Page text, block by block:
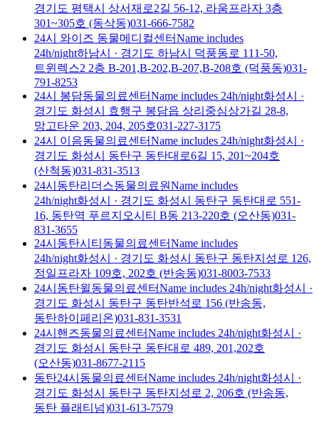
경기도 평택시 상서재로2길 56-12, 라움프라자 3층
301~305호 (동삭동)031-666-7582
24시 와이즈 동물메디컬센터Name includes
24h/night하남시 · 경기도 하남시 덕풍동로 111-50,
트윈렉스2 2층 B-201,B-202,B-207,B-208호 (덕풍동)031-
791-8253
24시 봉담동물의료센터Name includes 24h/night화성시
·
경기도 화성시 효행구 봉담읍 상리중심상가길 28-8,
망고타운 203, 204, 205호031-227-3175
24시 이음동물의료센터Name includes 24h/night화성시
·
경기도 화성시 동탄구 동탄대로6길 15, 201~204호
(산척동)031-831-3513
24시동탄리더스동물의료원Name includes
24h/night화성시 · 경기도 화성시 동탄구 동탄대로 551-
16, 동탄역 푸르지오시티 B동 213-220호 (오산동)031-
831-3655
24시동탄시티동물의료센터Name includes
24h/night화성시 · 경기도 화성시 동탄구 동탄지성로 126,
정일프라자 109호, 202호 (반송동)031-8003-7533
24시동탄윌동물의료센터Name includes 24h/night화성시
·
경기도 화성시 동탄구 동탄반석로 156 (반송동,
동탄하이페리온)031-831-3531
24시핸즈동물의료센터Name includes 24h/night화성시
·
경기도 화성시 동탄구 동탄대로 489, 201,202호
(오산동)031-8677-2115
동탄24시동물의료센터Name includes 24h/night화성시
·
경기도 화성시 동탄구 동탄지성로 2, 206호 (반송동,
동탄 플래티넘)031-613-7579